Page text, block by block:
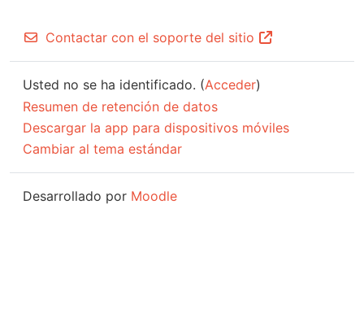
Contactar con el soporte del sitio
Usted no se ha identificado. (Acceder)
Resumen de retención de datos
Descargar la app para dispositivos móviles
Cambiar al tema estándar
Desarrollado por Moodle